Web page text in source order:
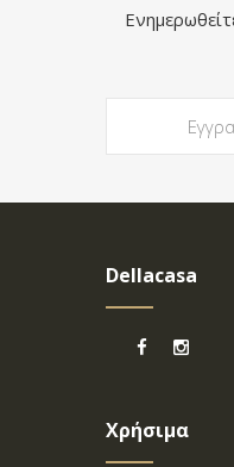
Dellacasa
Χρήσιμα